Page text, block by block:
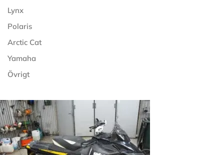
Lynx
Polaris
Arctic Cat
Yamaha
Övrigt